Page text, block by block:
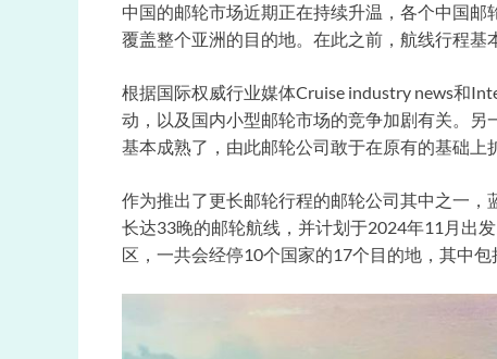
中国的邮轮市场近期正在持续升温，各个中国
覆盖整个亚洲的目的地。在此之前，航线行程基
根据国际权威行业媒体Cruise industry news和
动，以及国内小型邮轮市场的竞争加剧有关。
基本成熟了，由此邮轮公司敢于在原有的基础上
作为推出了更长邮轮行程的邮轮公司其中之一
长达33晚的邮轮航线，并计划于2024年11月出
区，一共会经停10个国家的17个目的地，其中